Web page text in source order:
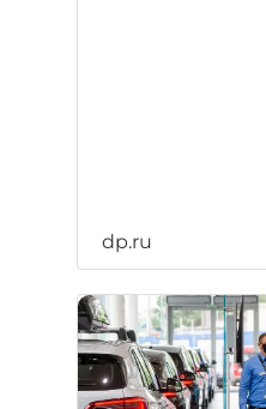
dp.ru